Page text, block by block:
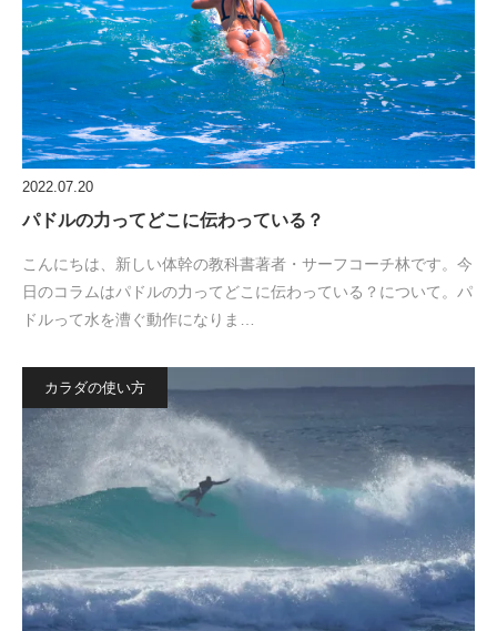
2022.07.20
パドルの力ってどこに伝わっている？
こんにちは、新しい体幹の教科書著者・サーフコーチ林です。今
日のコラムはパドルの力ってどこに伝わっている？について。パ
ドルって水を漕ぐ動作になりま…
カラダの使い方